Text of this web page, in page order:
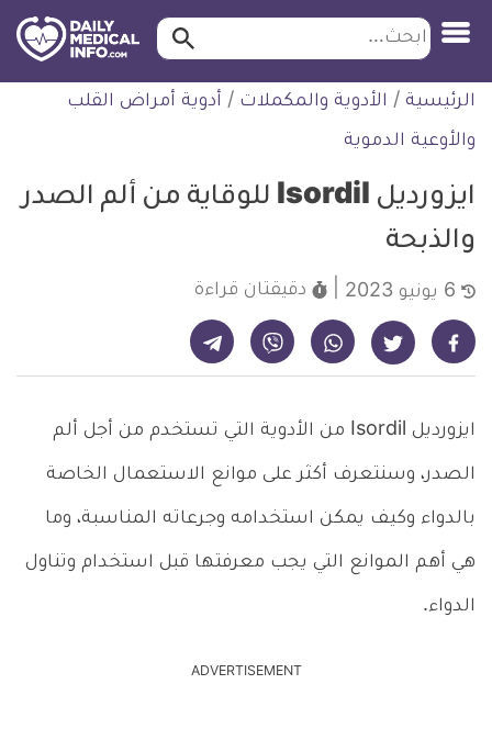
التخطي
للمحتوى
طبية
ابحث ابحث…
الرئيسية / الأدوية والمكملات / أدوية أمراض القلب
والأوعية الدموية
ايزورديل Isordil للوقاية من ألم الصدر
والذبحة
دقيقتان قراءة
شارك على فيسبوك - ديلي ميديكال انفو شارك على تويتر - ديلي ميديكال انفو شارك على واتساب - ديلي ميديكال انفو شارك على فايبر - ديلي ميديكال انفو شارك على تيليجرام - ديلي ميديكال انفو
ايزورديل Isordil من الأدوية التي تستخدم من أجل ألم
الصدر، وسنتعرف أكثر على موانع الاستعمال الخاصة
بالدواء وكيف يمكن استخدامه وجرعاته المناسبة، وما
هي أهم الموانع التي يجب معرفتها قبل استخدام وتناول
الدواء.
ADVERTISEMENT